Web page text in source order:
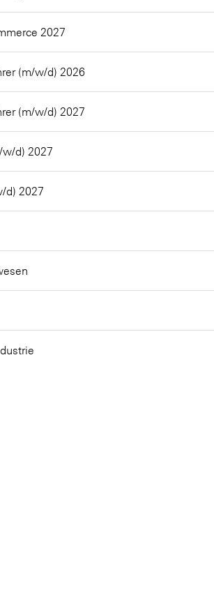
2027
(m/w/d) 2026
(m/w/d) 2027
w/d) 2027
d) 2027